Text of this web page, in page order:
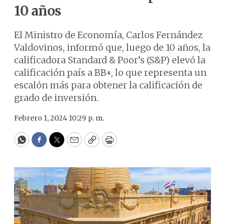
10 años
El Ministro de Economía, Carlos Fernández
Valdovinos, informó que, luego de 10 años, la
calificadora Standard & Poor’s (S&P) elevó la
calificación país a BB+, lo que representa un
escalón más para obtener la calificación de
grado de inversión.
Febrero 1, 2024 10:29 p. m.
WhatsApp
Facebook
Twitter
EmailCopyPrint